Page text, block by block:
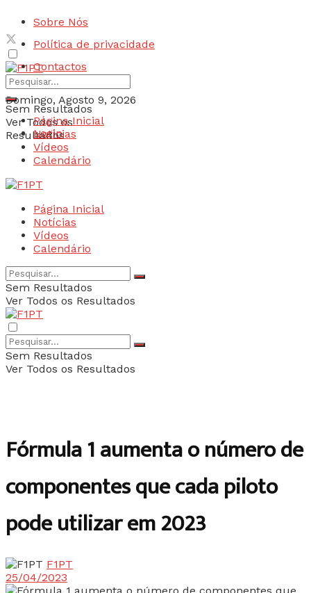
Sobre Nós
Política de privacidade
Contactos
Domingo, Agosto 9, 2026
Login
Sem Resultados
Ver Todos os
Resultados
Página Inicial
Notícias
Vídeos
Calendário
Página Inicial
Notícias
Vídeos
Calendário
Sem Resultados
Ver Todos os Resultados
Sem Resultados
Ver Todos os Resultados
Fórmula 1 aumenta o número de
componentes que cada piloto
pode utilizar em 2023
F1PT
25/04/2023